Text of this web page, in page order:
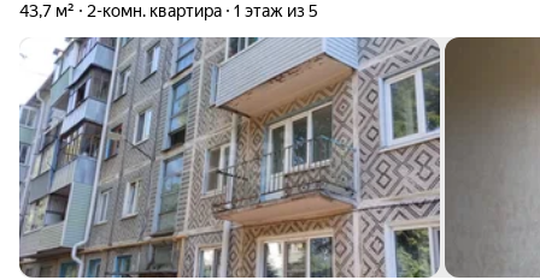
43,7 м² 2-комн. квартира 1 этаж из 5